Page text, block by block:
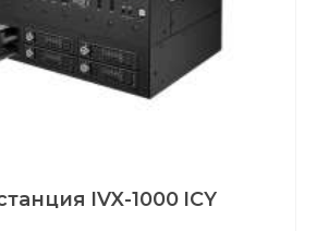
IVX-1000 ICY